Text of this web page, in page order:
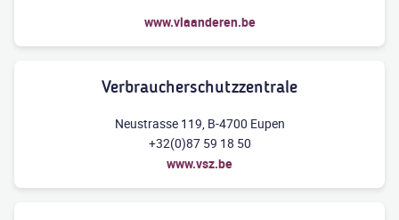
www.vlaanderen.be
Verbraucherschutzzentrale
Neustrasse 119, B-4700 Eupen
+32(0)87 59 18 50
www.vsz.be